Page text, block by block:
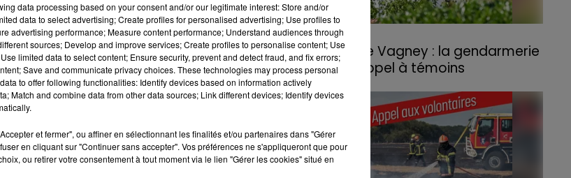
3 août 2026
Incendie de Vagney : la gendarmerie
lance un appel à témoins
Le feu, parti d'une haie avant de se propager
au quartier résidentiel, avait détruit deux
habitations et contraint à l'évacuation d'une
centaine de personnes.
data processing based on your consent and/or our legitimate interest: Store and/or
data to select advertising; Create profiles for personalised advertising; Use profiles to
advertising performance; Measure content performance; Understand audiences through
sources; Develop and improve services; Create profiles to personalise content; Use
limited data to select content; Ensure security, prevent and detect fraud, and fix errors;
Save and communicate privacy choices. These technologies may process personal
to offer following functionalities: Identify devices based on information actively
Match and combine data from other data sources; Link different devices; Identify devices
et fermer", ou affiner en sélectionnant les finalités et/ou partenaires dans "Gérer
en cliquant sur "Continuer sans accepter". Vos préférences ne s'appliqueront que pour
ou retirer votre consentement à tout moment via le lien "Gérer les cookies" situé en